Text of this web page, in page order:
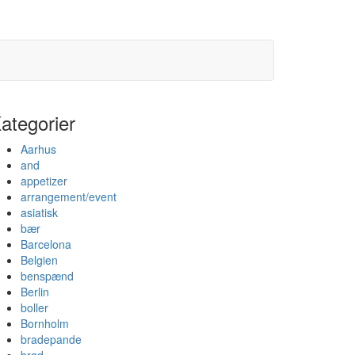
Aarhus
and
appetizer
arrangement/event
asiatisk
bær
Barcelona
Belgien
benspænd
Berlin
boller
Bornholm
bradepande